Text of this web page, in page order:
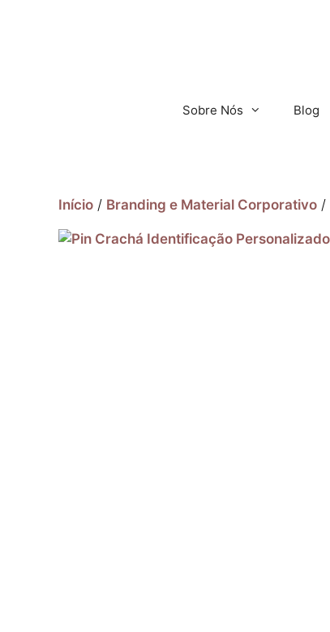
Sobre Nós Blog
Início / Branding e Material Corporativo /